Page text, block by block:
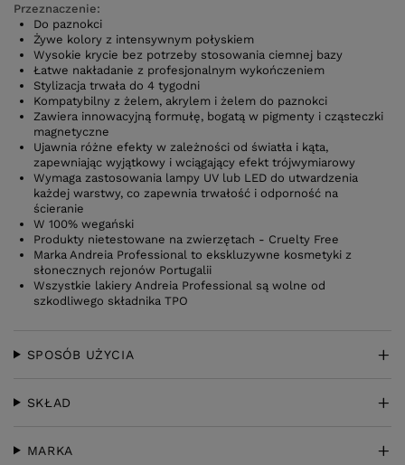
Przeznaczenie:
Do paznokci
Żywe kolory z intensywnym połyskiem
Wysokie krycie bez potrzeby stosowania ciemnej bazy
Łatwe nakładanie z profesjonalnym wykończeniem
Stylizacja trwała do 4 tygodni
Kompatybilny z żelem, akrylem i żelem do paznokci
Zawiera innowacyjną formułę, bogatą w pigmenty i cząsteczki
magnetyczne
Ujawnia różne efekty w zależności od światła i kąta,
zapewniając wyjątkowy i wciągający efekt trójwymiarowy
Wymaga zastosowania lampy UV lub LED do utwardzenia
każdej warstwy, co zapewnia trwałość i odporność na
ścieranie
W 100% wegański
Produkty nietestowane na zwierzętach - Cruelty Free
Marka Andreia Professional to ekskluzywne kosmetyki z
słonecznych rejonów Portugalii
Wszystkie lakiery Andreia Professional są wolne od
szkodliwego składnika TPO
SPOSÓB UŻYCIA
SKŁAD
MARKA